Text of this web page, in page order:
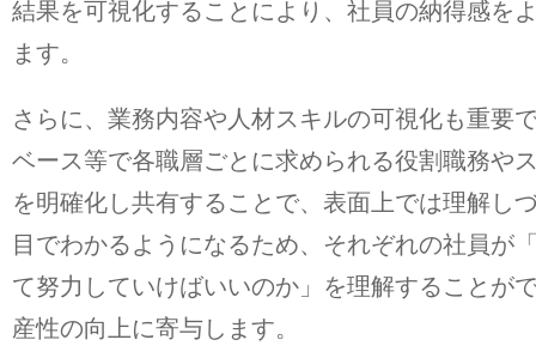
結果を可視化することにより、社員の納得感を
ます。
さらに、業務内容や人材スキルの可視化も重要
ベース等で各職層ごとに求められる役割職務や
を明確化し共有することで、表面上では理解し
目でわかるようになるため、それぞれの社員が
て努力していけばいいのか」を理解することが
産性の向上に寄与します。